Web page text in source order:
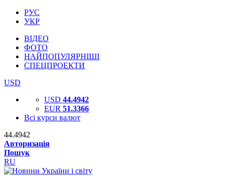
РУС
УКР
ВІДЕО
ФОТО
НАЙПОПУЛЯРНІШІ
СПЕЦПРОЕКТИ
USD
USD 44.4942
EUR 51.3366
Всі курси валют
44.4942
Авторизація
Пошук
RU